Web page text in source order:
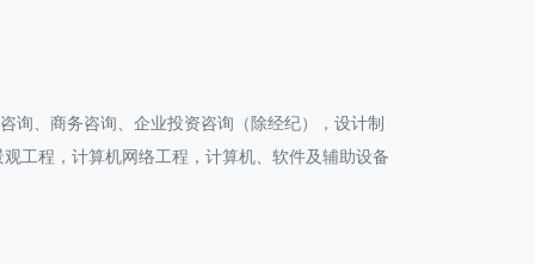
询、商务咨询、企业投资咨询（除经纪），设计制
工程，计算机网络工程，计算机、软件及辅助设备